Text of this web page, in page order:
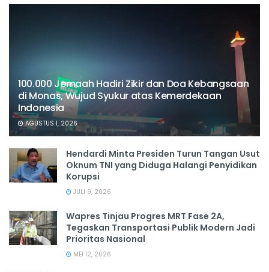
100.000 Jemaah Hadiri Zikir dan Doa Kebangsaan
di Monas, Wujud Syukur atas Kemerdekaan
Indonesia
AGUSTUS 1, 2026
Hendardi Minta Presiden Turun Tangan Usut
Oknum TNI yang Diduga Halangi Penyidikan
Korupsi
JULI 9, 2026
Wapres Tinjau Progres MRT Fase 2A,
Tegaskan Transportasi Publik Modern Jadi
Prioritas Nasional
MEI 12, 2026